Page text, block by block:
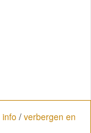
info / verbergen en